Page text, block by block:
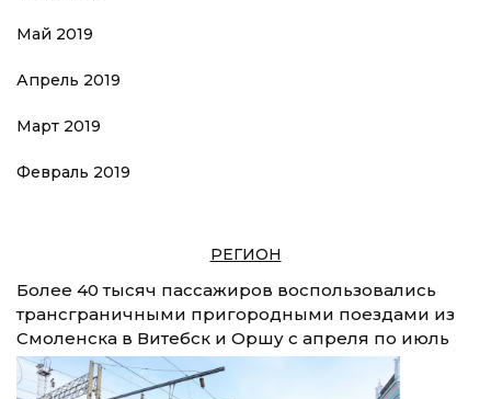
Май 2019
Апрель 2019
Март 2019
Февраль 2019
РЕГИОН
Более 40 тысяч пассажиров воспользовались
трансграничными пригородными поездами из
Смоленска в Витебск и Оршу с апреля по июль